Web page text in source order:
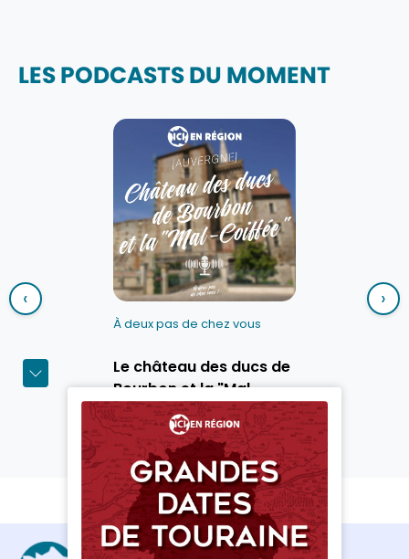
LES PODCASTS DU MOMENT
À deux pas de chez vous
Le château des ducs de
Bourbon et la "Mal-
Coiffée"
Découvrir le podcast
‹ ›